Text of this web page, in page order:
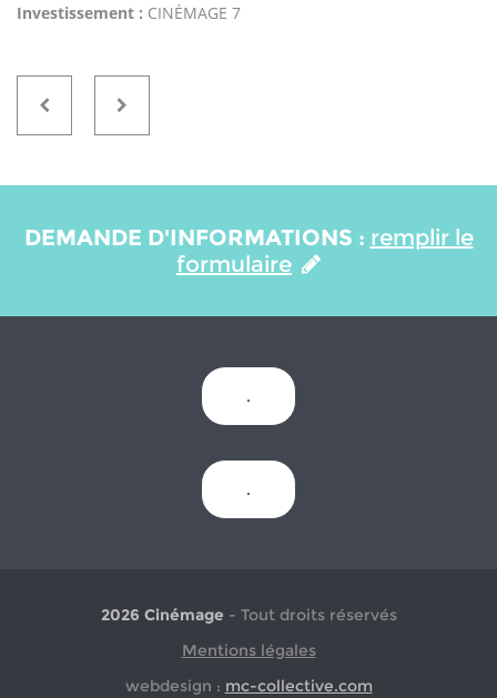
Investissement : CINÉMAGE 7
DEMANDE D'INFORMATIONS : remplir le
formulaire
.
.
2026 Cinémage - Tout droits réservés
Mentions légales
webdesign : mc-collective.com